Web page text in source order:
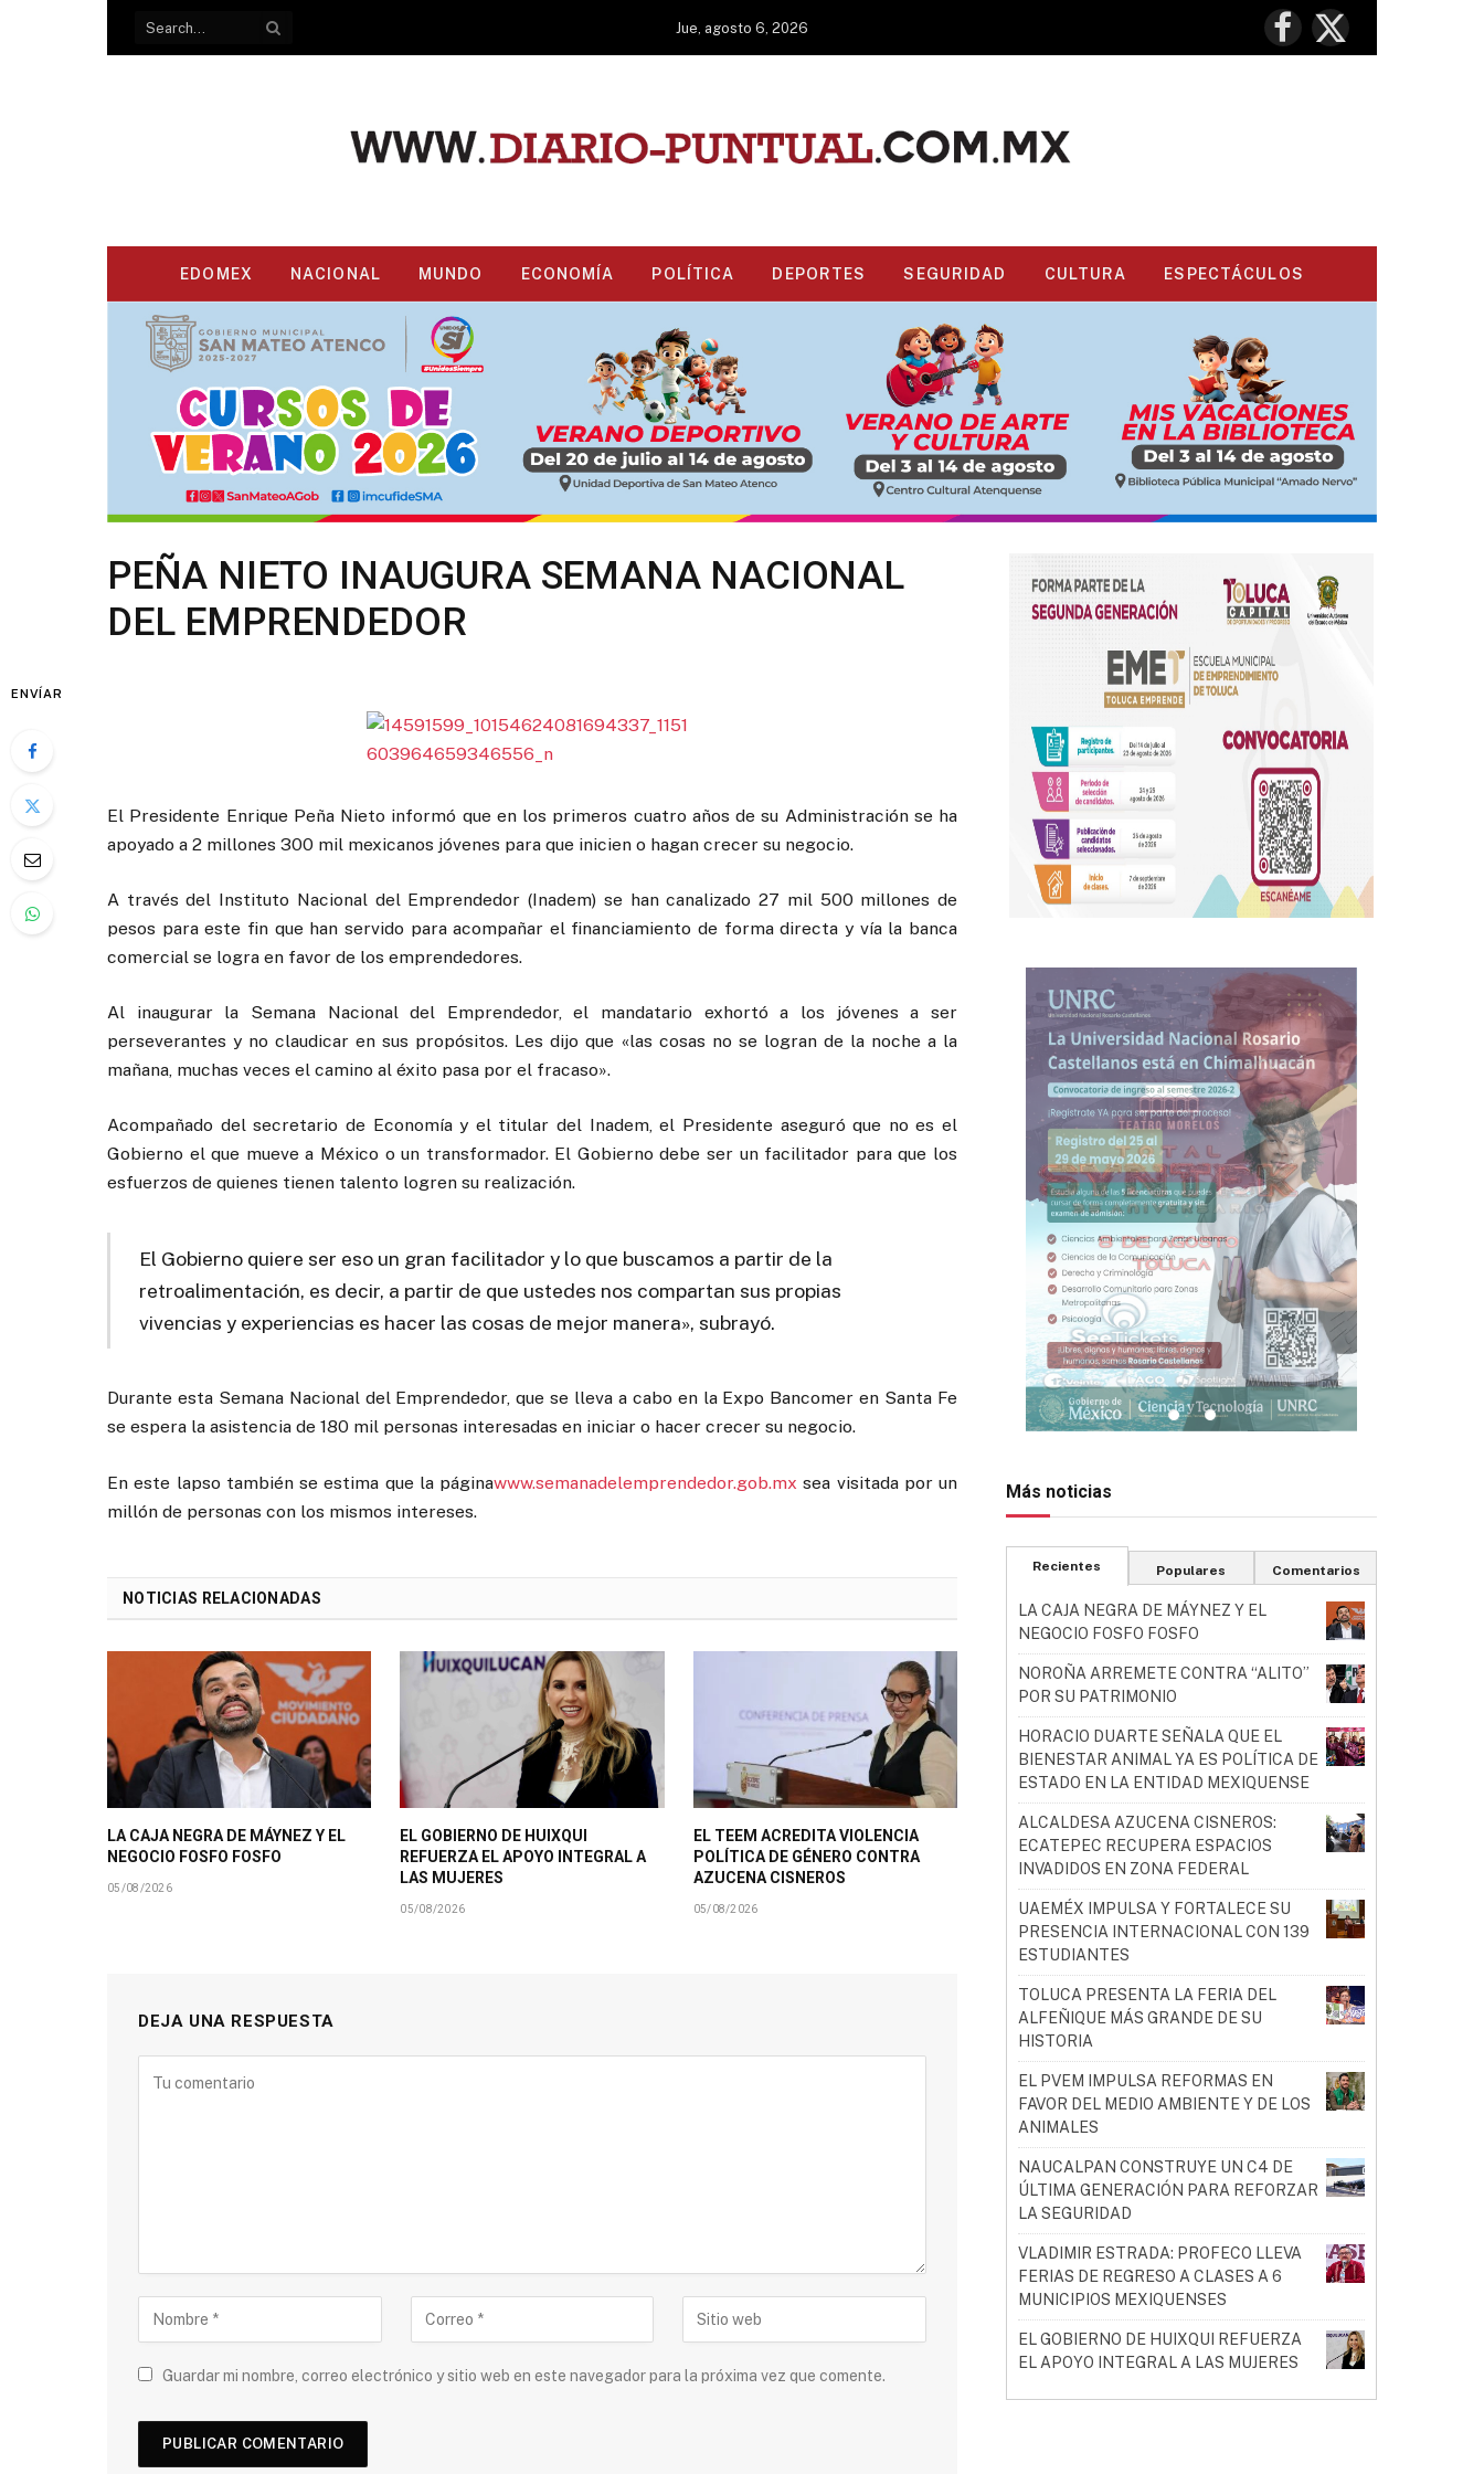
Jue, agosto 6, 2026
Facebook
X
(Twitter)
EDOMEX NACIONAL MUNDO ECONOMÍA POLÍTICA DEPORTES SEGURIDAD CULTURA ESPECTÁCULOS
PEÑA NIETO INAUGURA SEMANA NACIONAL
DEL EMPRENDEDOR
ENVÍAR
El Presidente Enrique Peña Nieto informó que en los primeros cuatro años de su Administración se ha
apoyado a 2 millones 300 mil mexicanos jóvenes para que inicien o hagan crecer su negocio.
A través del Instituto Nacional del Emprendedor (Inadem) se han canalizado 27 mil 500 millones de
pesos para este fin que han servido para acompañar el financiamiento de forma directa y vía la banca
comercial se logra en favor de los emprendedores.
Al inaugurar la Semana Nacional del Emprendedor, el mandatario exhortó a los jóvenes a ser
perseverantes y no claudicar en sus propósitos. Les dijo que «las cosas no se logran de la noche a la
mañana, muchas veces el camino al éxito pasa por el fracaso».
Acompañado del secretario de Economía y el titular del Inadem, el Presidente aseguró que no es el
Gobierno el que mueve a México o un transformador. El Gobierno debe ser un facilitador para que los
esfuerzos de quienes tienen talento logren su realización.
El Gobierno quiere ser eso un gran facilitador y lo que buscamos a partir de la
retroalimentación, es decir, a partir de que ustedes nos compartan sus propias
vivencias y experiencias es hacer las cosas de mejor manera», subrayó.
Durante esta Semana Nacional del Emprendedor, que se lleva a cabo en la Expo Bancomer en Santa Fe
se espera la asistencia de 180 mil personas interesadas en iniciar o hacer crecer su negocio.
En este lapso también se estima que la páginawww.semanadelemprendedor.gob.mx sea visitada por un
millón de personas con los mismos intereses.
NOTICIAS RELACIONADAS
LA CAJA NEGRA DE MÁYNEZ Y EL
NEGOCIO FOSFO FOSFO
05/08/2026
EL GOBIERNO DE HUIXQUI
REFUERZA EL APOYO INTEGRAL A
LAS MUJERES
05/08/2026
EL TEEM ACREDITA VIOLENCIA
POLÍTICA DE GÉNERO CONTRA
AZUCENA CISNEROS
05/08/2026
DEJA UNA RESPUESTA
Guardar mi nombre, correo electrónico y sitio web en este navegador para la próxima vez que comente.
Más noticias
Recientes Populares Comentarios
LA CAJA NEGRA DE MÁYNEZ Y EL
NEGOCIO FOSFO FOSFO
NOROÑA ARREMETE CONTRA “ALITO”
POR SU PATRIMONIO
HORACIO DUARTE SEÑALA QUE EL
BIENESTAR ANIMAL YA ES POLÍTICA DE
ESTADO EN LA ENTIDAD MEXIQUENSE
ALCALDESA AZUCENA CISNEROS:
ECATEPEC RECUPERA ESPACIOS
INVADIDOS EN ZONA FEDERAL
UAEMÉX IMPULSA Y FORTALECE SU
PRESENCIA INTERNACIONAL CON 139
ESTUDIANTES
TOLUCA PRESENTA LA FERIA DEL
ALFEÑIQUE MÁS GRANDE DE SU
HISTORIA
EL PVEM IMPULSA REFORMAS EN
FAVOR DEL MEDIO AMBIENTE Y DE LOS
ANIMALES
NAUCALPAN CONSTRUYE UN C4 DE
ÚLTIMA GENERACIÓN PARA REFORZAR
LA SEGURIDAD
VLADIMIR ESTRADA: PROFECO LLEVA
FERIAS DE REGRESO A CLASES A 6
MUNICIPIOS MEXIQUENSES
EL GOBIERNO DE HUIXQUI REFUERZA
EL APOYO INTEGRAL A LAS MUJERES